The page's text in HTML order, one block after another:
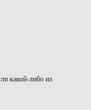
какой-либо из